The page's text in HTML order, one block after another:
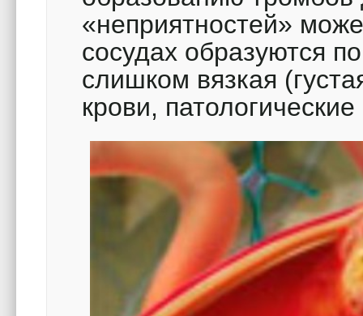
«неприятностей»
сосудах образуются
слишком вязкая
крови,